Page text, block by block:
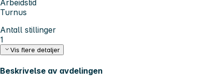
Arbeidstid
Turnus
Antall stillinger
1
Vis flere detaljer
Beskrivelse av avdelingen